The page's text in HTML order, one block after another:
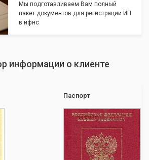
Мы подготавливаем Вам полный
пакет документов для регистрации ИП
в ифнс
информации о клиенте
Паспорт